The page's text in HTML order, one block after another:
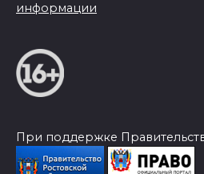
информации
При поддержке